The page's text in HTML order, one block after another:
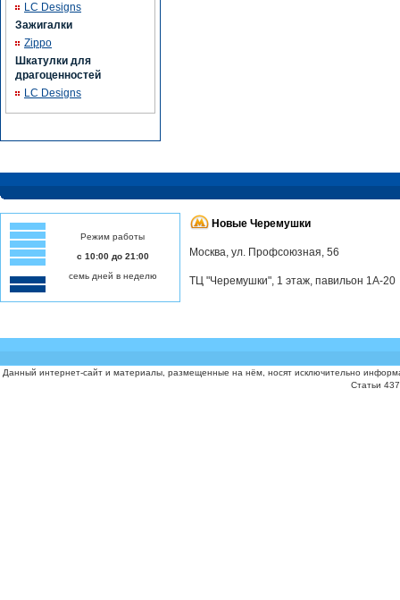
LC Designs
Зажигалки
Zippo
Шкатулки для
драгоценностей
LC Designs
Режим работы
с 10:00 до 21:00
семь дней в неделю
Новые Черемушки
Москва, ул. Профсоюзная, 56
ТЦ "Черемушки", 1 этаж, павильон 1А-20
Данный интернет-сайт и материалы, размещенные на нём, носят исключительно
Статьи